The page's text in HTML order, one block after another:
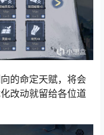
的命定天赋，将会
改动就留给各位道